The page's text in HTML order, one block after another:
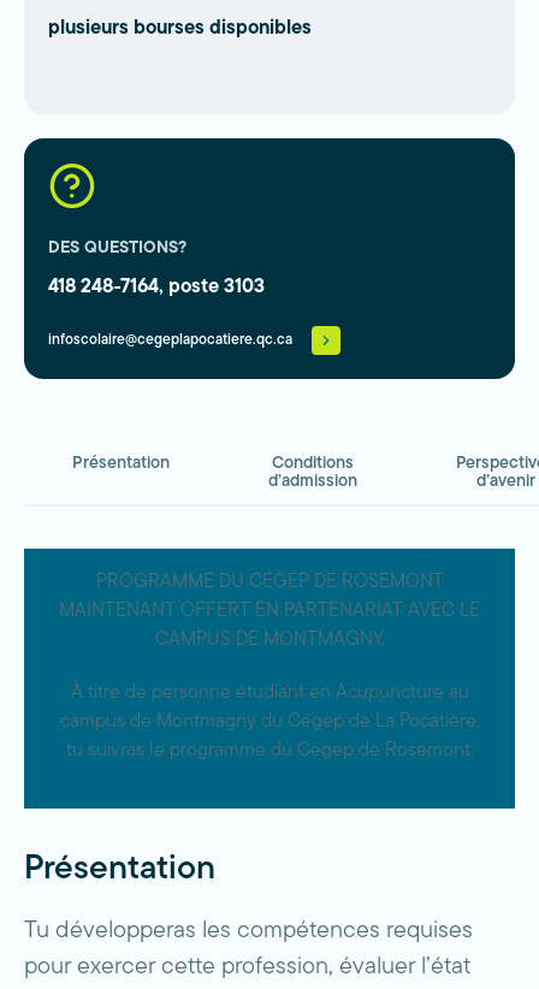
plusieurs bourses disponibles
DES QUESTIONS?
418 248-7164, poste 3103
infoscolaire@cegeplapocatiere.qc.ca
Présentation
Conditions
d’admission
d’avenir
PROGRAMME DU CÉGEP DE ROSEMONT
MAINTENANT OFFERT EN PARTENARIAT AVEC LE
CAMPUS DE MONTMAGNY.
À titre de personne étudiant en Acupuncture au
campus de Montmagny du Cégep de La Pocatière,
tu suivras le programme du Cégep de Rosemont.
Présentation
Tu développeras les compétences requises
pour exercer cette profession, évaluer l’état